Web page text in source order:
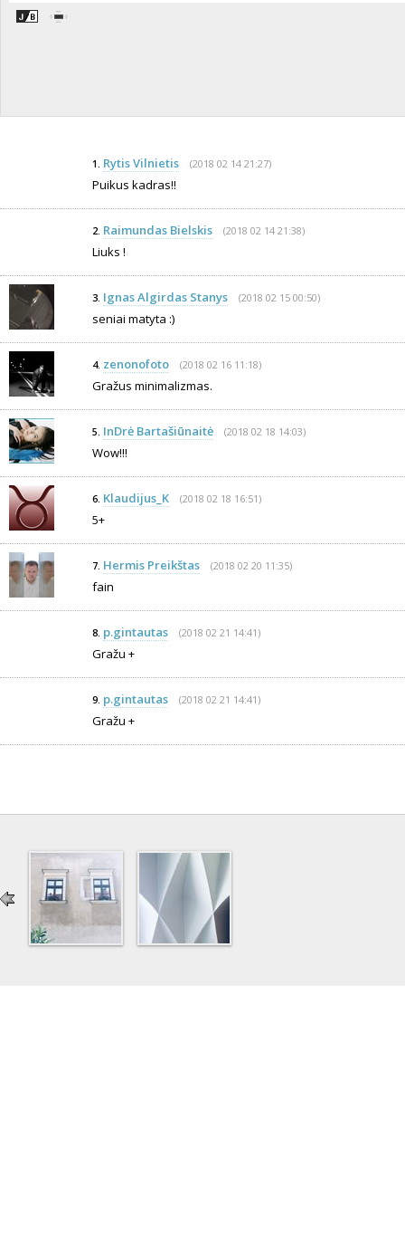
1. Rytis Vilnietis (2018 02 14 21:27)
Puikus kadras!!
2. Raimundas Bielskis (2018 02 14 21:38)
Liuks !
3. Ignas Algirdas Stanys (2018 02 15 00:50)
seniai matyta :)
4. zenonofoto (2018 02 16 11:18)
Gražus minimalizmas.
5. InDrė Bartašiūnaitė (2018 02 18 14:03)
Wow!!!
6. Klaudijus_K (2018 02 18 16:51)
5+
7. Hermis Preikštas (2018 02 20 11:35)
fain
8. p.gintautas (2018 02 21 14:41)
Gražu +
9. p.gintautas (2018 02 21 14:41)
Gražu +